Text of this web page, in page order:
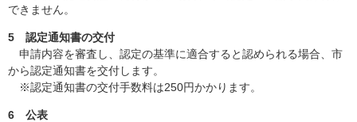
できません。
5 認定通知書の交付
申請内容を審査し、認定の基準に適合すると認められる場合、市
から認定通知書を交付します。
※認定通知書の交付手数料は250円かかります。
6 公表